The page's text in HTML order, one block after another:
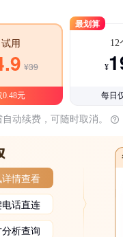
用
¥39
元
最划算
12
¥
每日
动续费，可随时取消。
情查看
话直连
析查询